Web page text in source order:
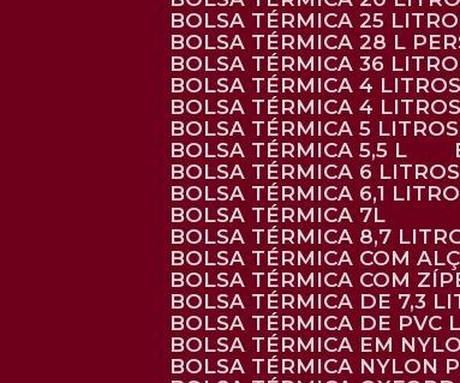
BOLSA TÉRMICA 25
BOLSA TÉRMICA 28 L
BOLSA TÉRMICA 36
BOLSA TÉRMICA 4
BOLSA TÉRMICA 4
BOLSA TÉRMICA 5 LITROS
BOLSA TÉRMICA 5,5 L
BOLSA TÉRMICA 6 LITROS
BOLSA TÉRMICA 6,1
BOLSA TÉRMICA 7L
BOLSA TÉRMICA 8,7
BOLSA TÉRMICA COM
BOLSA TÉRMICA COM
BOLSA TÉRMICA DE 7,3
BOLSA TÉRMICA DE PVC
BOLSA TÉRMICA EM
BOLSA TÉRMICA NYLON